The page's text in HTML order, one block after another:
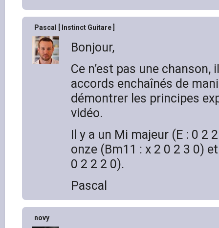
Pascal [ Instinct Guitare ]
Bonjour,
Ce n’est pas une chanson,
accords enchaînés de
démontrer les principes
vidéo.
Il y a un Mi majeur (E : 0 2
onze (Bm11 : x 2 0 2 3 0)
0 2 2 2 0).
Pascal
novy